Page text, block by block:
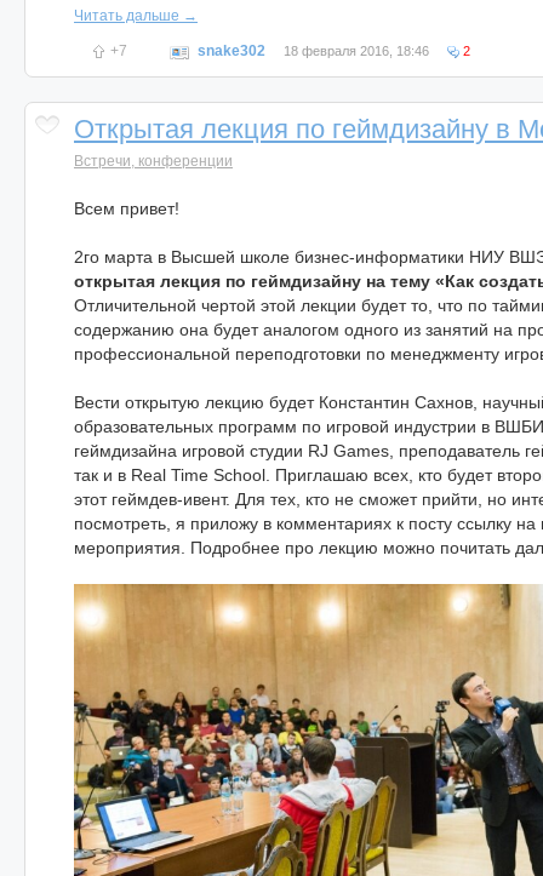
Читать дальше →
+7 snake302 18 февраля 2016, 18:46 2
Открытая лекция по геймдизайну в
Встречи, конференции
Всем привет!
2го марта в Высшей школе бизнес-информатики НИУ
открытая лекция по геймдизайну на тему «Как
Отличительной чертой этой лекции будет то, что по
содержанию она будет аналогом одного из занятий на
профессиональной переподготовки по менеджменту
Вести открытую лекцию будет Константин Сахнов,
образовательных программ по игровой индустрии в
геймдизайна игровой студии RJ Games, преподаватель
так и в Real Time School. Приглашаю всех, кто будет
этот геймдев-ивент. Для тех, кто не сможет прийти, но
посмотреть, я приложу в комментариях к посту ссылку на
мероприятия. Подробнее про лекцию можно почитать